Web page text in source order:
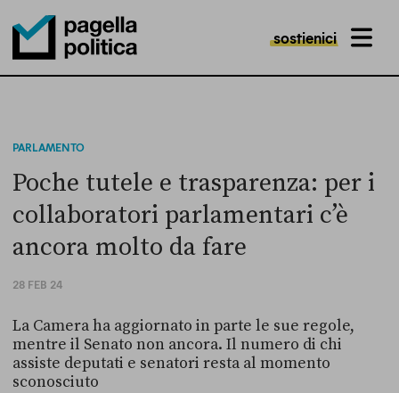
Pagella Politica Logo
sostienici MENU
PARLAMENTO
Poche tutele e trasparenza: per i
collaboratori parlamentari c’è
ancora molto da fare
28 FEB 24
La Camera ha aggiornato in parte le sue regole,
mentre il Senato non ancora. Il numero di chi
assiste deputati e senatori resta al momento
sconosciuto